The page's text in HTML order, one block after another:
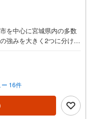
を中心に宮城県内の多数
強みを大きく2つに分けて
っております。更に教
行政などの地域情報を総
をして頂けるよう、しっ
2.＜経験豊富なスタッフ
っ越し】【リフォーム】
もちろん、ご購入時に気
16件